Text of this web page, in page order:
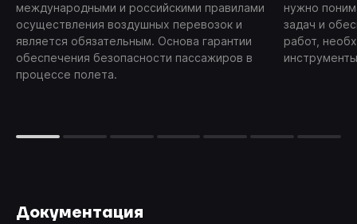
международными и российскими правилами
осуществления воздушных перевозок и
является обязательным. Основа гарантии
обеспечения безопасности пассажиров в
процессе полета.
нужно
задач и
работ,
Документация